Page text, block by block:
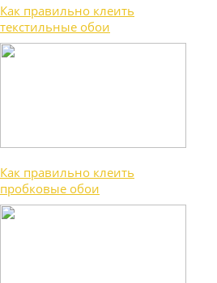
Как правильно клеить
текстильные обои
Как правильно клеить
пробковые обои